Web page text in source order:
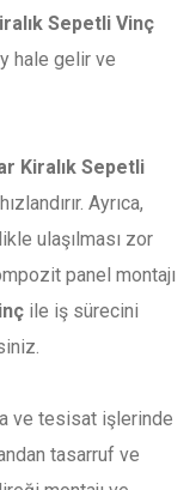
Sepetli Vinç
hale gelir ve
Kiralık Sepetli
Ayrıca,
ulaşılması zor
panel montajı
ile iş sürecini
ve tesisat işlerinde
tasarruf ve